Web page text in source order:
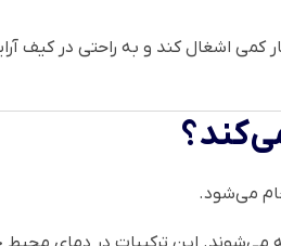
اشغال کند و به راحتی در کیف